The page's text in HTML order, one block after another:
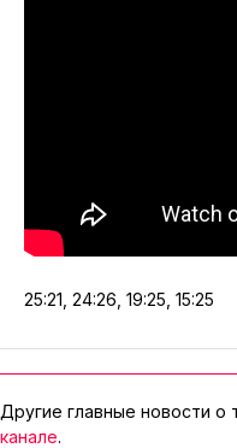
25:21, 24:26, 19:25, 15:25
Другие главные новости
канале.